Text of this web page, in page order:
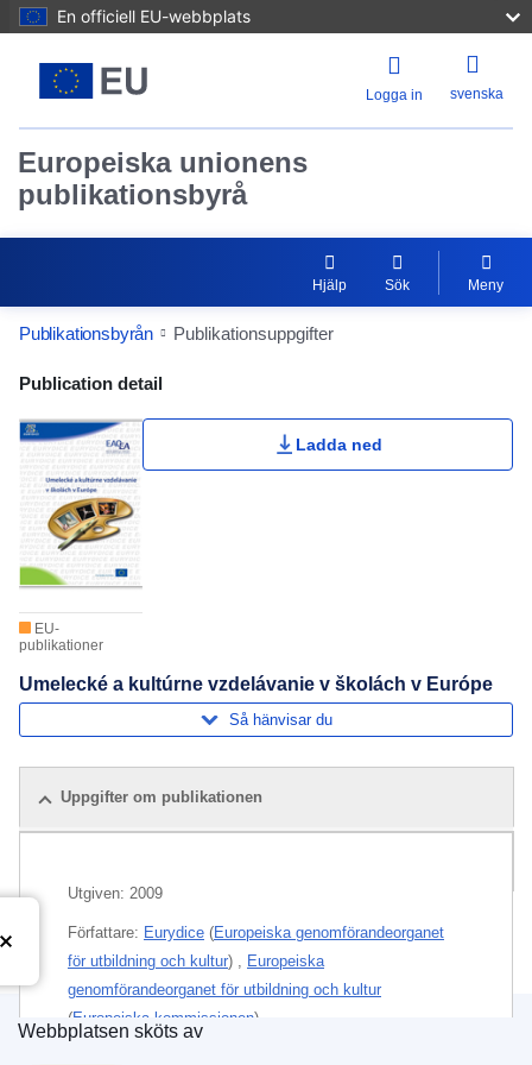
En officiell EU-webbplats
Logga in svenska
Europeiska unionens
publikationsbyrå
Hjälp Sök Meny
Publikationsbyrån Publikationsuppgifter
Publication Detail Actions Portlet
Publication detail
EU-
publikationer
Ladda ned
Umelecké a kultúrne vzdelávanie v školách v Európe
Så hänvisar du
Uppgifter om publikationen
Utgiven: 2009
Författare: Eurydice (Europeiska genomförandeorganet
för utbildning och kultur)
Europeiska
genomförandeorganet för utbildning och kultur
(Europeiska kommissionen)
Europeiska unionens publikationsbyrå
Webbplatsen sköts av